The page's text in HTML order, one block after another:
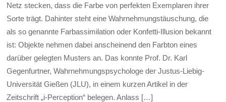
Netz stecken, dass die Farbe von perfekten Exemplaren ihrer
Sorte trägt. Dahinter steht eine Wahrnehmungstäuschung, die
als so genannte Farbassimilation oder Konfetti-Illusion bekannt
ist: Objekte nehmen dabei anscheinend den Farbton eines
darüber gelegten Musters an. Das konnte Prof. Dr. Karl
Gegenfurtner, Wahrnehmungspsychologe der Justus-Liebig-
Universität Gießen (JLU), in einem kurzen Artikel in der
Zeitschrift „i-Perception“ belegen. Anlass […]